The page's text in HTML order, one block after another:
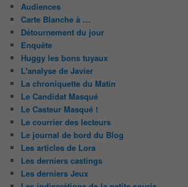
Audiences
Carte Blanche à …
Détournement du jour
Enquête
Huggy les bons tuyaux
L'analyse de Javier
La chroniquette du Matin
Le Candidat Masqué
Le Casteur Masqué !
Le courrier des lecteurs
Le journal de bord du Blog
Les articles de Lora
Les derniers castings
Les derniers Jeux